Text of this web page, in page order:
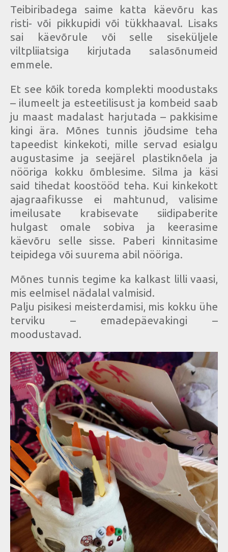
Teibiribadega saime katta käevõru kas
risti- või pikkupidi või tükkhaaval. Lisaks
sai käevõrule või selle siseküljele
viltpliiatsiga kirjutada salasõnumeid
emmele.
Et see kõik toreda komplekti moodustaks
– ilumeelt ja esteetilisust ja kombeid saab
ju maast madalast harjutada – pakkisime
kingi ära. Mõnes tunnis jõudsime teha
tapeedist kinkekoti, mille servad esialgu
augustasime ja seejärel plastiknõela ja
nööriga kokku õmblesime. Silma ja käsi
said tihedat koostööd teha. Kui kinkekott
ajagraafikusse ei mahtunud, valisime
imeilusate krabisevate siidipaberite
hulgast omale sobiva ja keerasime
käevõru selle sisse. Paberi kinnitasime
teipidega või suurema abil nööriga.
Mõnes tunnis tegime ka kalkast lilli vaasi,
mis eelmisel nädalal valmisid.
Palju pisikesi meisterdamisi, mis kokku ühe
terviku – emadepäevakingi –
moodustavad.